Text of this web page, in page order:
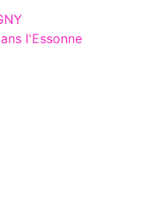
l'Essonne